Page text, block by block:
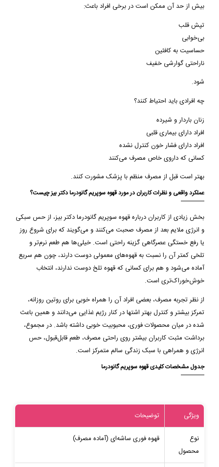
بیش از حد آن ممکن است در برخی افراد باعث:
تپش قلب
بی‌خوابی
حساسیت به کافئین
ناراحتی گوارشی خفیف
شود.
چه افرادی باید احتیاط کنند؟
زنان باردار و شیرده
افراد دارای بیماری قلبی
افراد دارای فشار خون کنترل نشده
کسانی که داروی خاص مصرف می‌کنند
بهتر است قبل از مصرف منظم با پزشک مشورت کنند.
عملکرد واقعی و نظرات کاربران در مورد قهوه سوپریم گانودرما دکتر بیز چیست؟
بخش زیادی از کاربران درباره قهوه سوپریم گانودرما دکتر بیز، از حس سبکی
و انرژی ملایم بعد از مصرف صحبت می‌کنند و می‌گویند که برای شروع روز
یا رفع خستگی عصرگاهی گزینه راحتی است. خیلی‌ها هم طعم نرم‌تر و
تلخی کمتر آن را نسبت به قهوه‌های معمولی دوست دارند، چون هم سریع
آماده می‌شود و هم برای کسانی که قهوه تلخ دوست ندارند، انتخاب
خوش‌خوراک‌تری است.
از نظر تجربه مصرف، بعضی افراد آن را همراه خوبی برای روتین روزانه،
تمرکز بیشتر و کنترل بهتر اشتها در کنار رژیم غذایی می‌دانند و همین باعث
شده در میان محصولات فوری، محبوبیت خوبی داشته باشد. در مجموع،
برداشت مثبت کاربران بیشتر روی راحتی مصرف، طعم قابل‌قبول، حس
انرژی و همراهی با سبک زندگی سالم متمرکز است.
جدول مشخصات کلیدی قهوه سوپریم گانودرما
ویژگی توضیحات
نوع
محصول
قهوه فوری ساشه‌ای (آماده مصرف)